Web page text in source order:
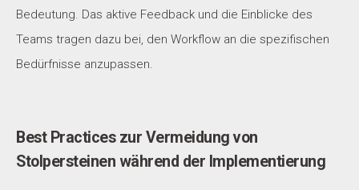
Bedeutung. Das aktive Feedback und die Einblicke des
Teams tragen dazu bei, den Workflow an die spezifischen
Bedürfnisse anzupassen.
Best Practices zur Vermeidung von
Stolpersteinen während der Implementierung